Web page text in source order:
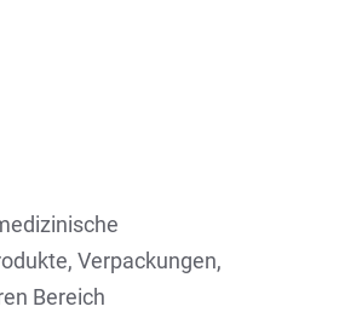
Verpackungen,
Bereich